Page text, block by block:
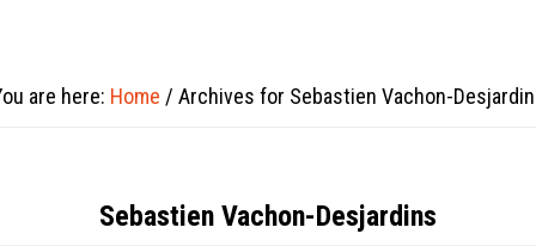
are here: Home / Archives for Sebastien Vachon-
Sebastien Vachon-Desjardins